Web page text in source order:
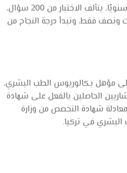
يتم إجراء الاختبار بشهري أبريل وسبتمبر سنويًا، يتألف الاختبار من 200 سؤال،
عنهم في غضون 3 ساعات ونصف فقط، وتبدأ درجة النجاح من
مؤهل بكالوريوس الطب البشري،
الحاصلين بالفعل على شهادة
شهادة التخصص من وزارة
البشري في تركيا.